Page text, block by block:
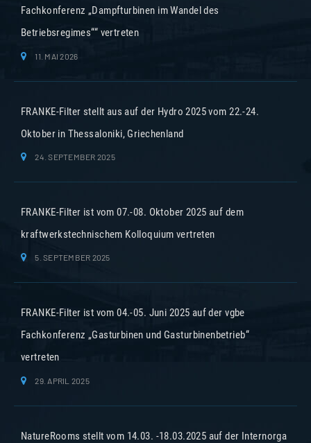
Fachkonferenz „Dampfturbinen im Wandel des
Betriebsregimes““ vertreten
11. MAI 2026
FRANKE-Filter stellt aus auf der Hydro 2025 vom 22.-24.
Oktober in Thessaloniki, Griechenland
24. SEPTEMBER 2025
FRANKE-Filter ist vom 07.-08. Oktober 2025 auf dem
kraftwerkstechnischem Kolloquium vertreten
5. SEPTEMBER 2025
FRANKE-Filter ist vom 04.-05. Juni 2025 auf der vgbe
Fachkonferenz „Gasturbinen und Gasturbinenbetrieb“
vertreten
29. APRIL 2025
NatureRooms stellt vom 14.03. -18.03.2025 auf der Internorga